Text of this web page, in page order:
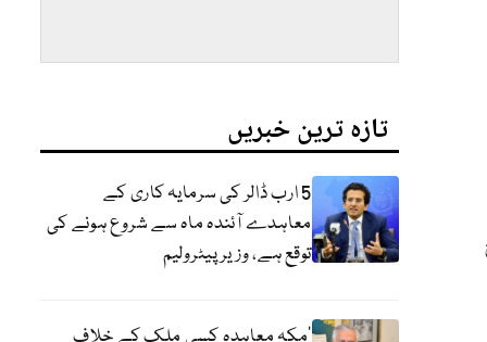
تازہ ترین خبریں
5 ارب ڈالر کی سرمایہ کاری کے
معاہدے آئندہ ماہ سے شروع ہونے کی
توقع ہے، وزیر پیٹرولیم